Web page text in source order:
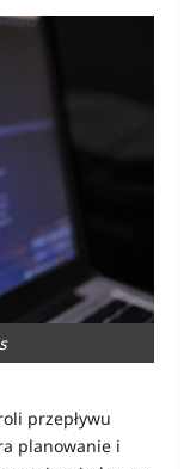
przepływu
planowanie i